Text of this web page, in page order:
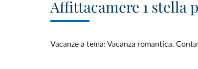
Affittacamere 1 stella
Vacanze a tema: Vacanza romantica.